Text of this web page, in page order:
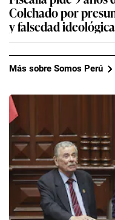
Colchado por
y falsedad
Más sobre Somos Perú